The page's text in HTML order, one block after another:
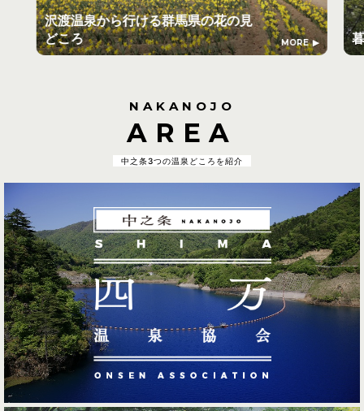
沢渡温泉から行ける群馬県の花の見
どころ
MORE
NAKANOJO
AREA
中之条3つの温泉どころを紹介